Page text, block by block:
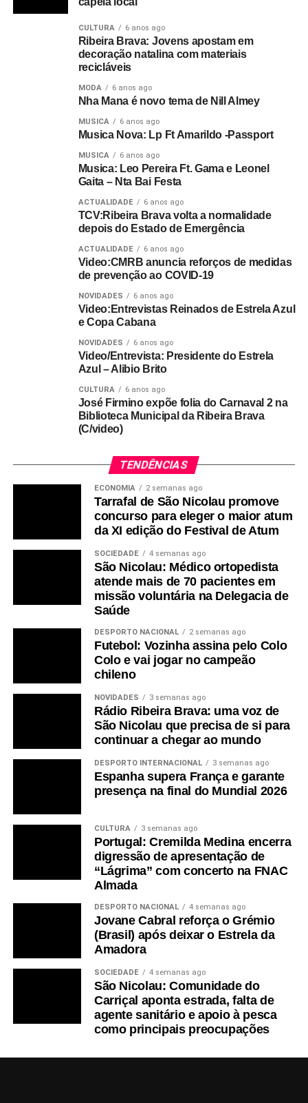
CULTURA 6 anos ago
Ribeira Brava: Jovens apostam em
decoração natalina com materiais
recicláveis
MODA 6 anos ago
Nha Mana é novo tema de Nill Almey
MUSICA 6 anos ago
Musica Nova: Lp Ft Amarildo -Passport
MUSICA 6 anos ago
Musica: Leo Pereira Ft. Gama e Leonel
Gaita – Nta Bai Festa
ACTUALIDADE 6 anos ago
TCV:Ribeira Brava volta a normalidade
depois do Estado de Emergência
ACTUALIDADE 6 anos ago
Video:CMRB anuncia reforços de medidas
de prevenção ao COVID-19
NOVIDADES 6 anos ago
Video:Entrevistas Reinados de Estrela Azul
e Copa Cabana
NOVIDADES 6 anos ago
Video/Entrevista: Presidente do Estrela
Azul – Alibio Brito
CULTURA 6 anos ago
José Firmino expõe folia do Carnaval 2 na
Biblioteca Municipal da Ribeira Brava
(C/video)
TENDÊNCIAS
ECONOMIA 2 semanas ago
Tarrafal de São Nicolau promove
concurso para eleger o maior atum
da XI edição do Festival de Atum
SOCIEDADE 4 semanas ago
São Nicolau: Médico ortopedista
atende mais de 70 pacientes em
missão voluntária na Delegacia de
Saúde
DESPORTO NACIONAL 2 semanas ago
Futebol: Vozinha assina pelo Colo
Colo e vai jogar no campeão
chileno
NOVIDADES 3 semanas ago
Rádio Ribeira Brava: uma voz de
São Nicolau que precisa de si para
continuar a chegar ao mundo
DESPORTO INTERNACIONAL 3 semanas ago
Espanha supera França e garante
presença na final do Mundial 2026
CULTURA 3 semanas ago
Portugal: Cremilda Medina encerra
digressão de apresentação de
“Lágrima” com concerto na FNAC
Almada
DESPORTO NACIONAL 4 semanas ago
Jovane Cabral reforça o Grémio
(Brasil) após deixar o Estrela da
Amadora
SOCIEDADE 4 semanas ago
São Nicolau: Comunidade do
Carriçal aponta estrada, falta de
agente sanitário e apoio à pesca
como principais preocupações